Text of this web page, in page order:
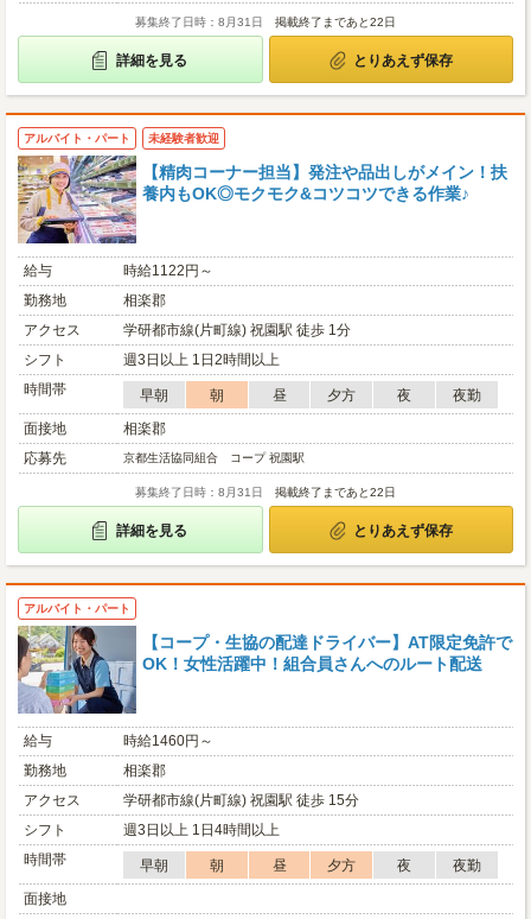
募集終了日時：8月31日 掲載終了まであと22日
詳細を見る とりあえず保存
アルバイト・パート 未経験者歓迎
【精肉コーナー担当】発注や品出しがメイン！扶
養内もOK◎モクモク&コツコツできる作業♪
給与
時給1122円～
勤務地
相楽郡
アクセス
学研都市線(片町線) 祝園駅 徒歩 1分
シフト
週3日以上 1日2時間以上
時間帯
早朝 朝 昼 夕方 夜
夜勤
面接地
相楽郡
応募先
京都生活協同組合 コープ 祝園駅
募集終了日時：8月31日 掲載終了まであと22日
詳細を見る とりあえず保存
アルバイト・パート
【コープ・生協の配達ドライバー】AT限定免許で
OK！女性活躍中！組合員さんへのルート配送
給与
時給1460円～
勤務地
相楽郡
アクセス
学研都市線(片町線) 祝園駅 徒歩 15分
シフト
週3日以上 1日4時間以上
時間帯
早朝 朝 昼 夕方 夜
夜勤
面接地